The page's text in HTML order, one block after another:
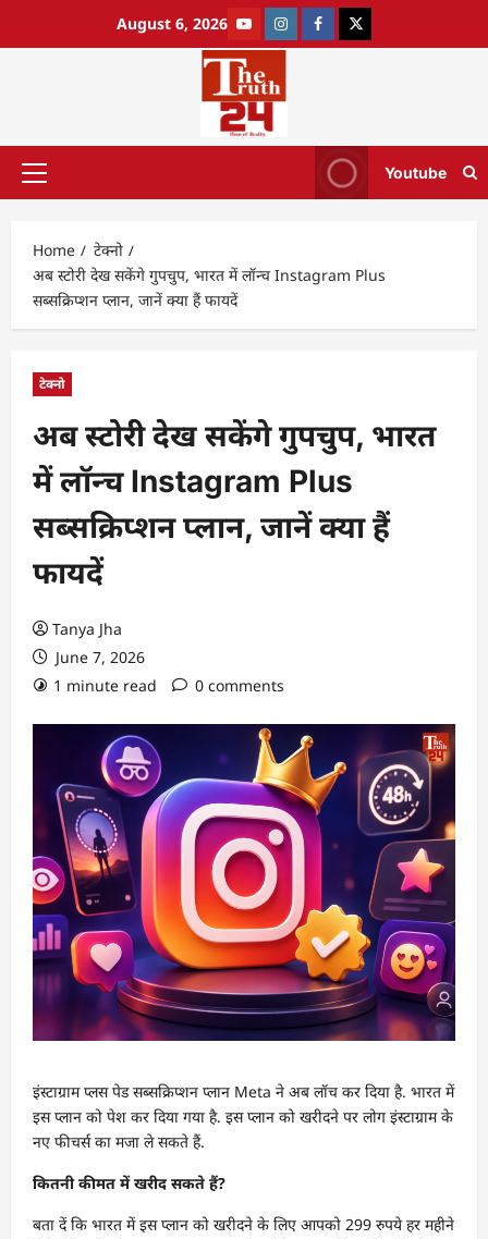
August 6, 2026
Youtube
Home
टेक्नो
अब स्टोरी देख सकेंगे गुपचुप, भारत में लॉन्च Instagram Plus
सब्सक्रिप्शन प्लान, जानें क्या हैं फायदें
टेक्नो
अब स्टोरी देख सकेंगे गुपचुप, भारत
में लॉन्च Instagram Plus
सब्सक्रिप्शन प्लान, जानें क्या हैं
फायदें
Tanya Jha
June 7, 2026
1 minute read
0 comments
इंस्टाग्राम प्लस पेड सब्सक्रिप्शन प्लान Meta ने अब लॉच कर दिया है. भारत में
इस प्लान को पेश कर दिया गया है. इस प्लान को खरीदने पर लोग इंस्टाग्राम के
नए फीचर्स का मजा ले सकते हैं.
कितनी कीमत में खरीद सकते हैं?
बता दें कि भारत में इस प्लान को खरीदने के लिए आपको 299 रुपये हर महीने